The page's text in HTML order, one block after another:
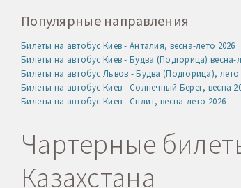
Популярные направления
Билеты на автобус Киев - Анталия, весна-лето 2026
Билеты на автобус Киев - Будва (Подгорица) весна-
Билеты на автобус Львов - Будва (Подгорица), лето
Билеты на автобус Киев - Солнечный Берег, весна
Билеты на автобус Киев - Сплит, весна-лето 2026
Чартерные
Казахстана